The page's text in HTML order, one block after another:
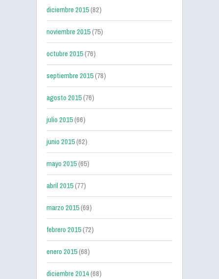
diciembre 2015(82)
noviembre 2015(75)
octubre 2015(76)
septiembre 2015(78)
agosto 2015(76)
julio 2015(66)
junio 2015(62)
mayo 2015(65)
abril 2015(77)
marzo 2015(69)
febrero 2015(72)
enero 2015(68)
diciembre 2014(68)